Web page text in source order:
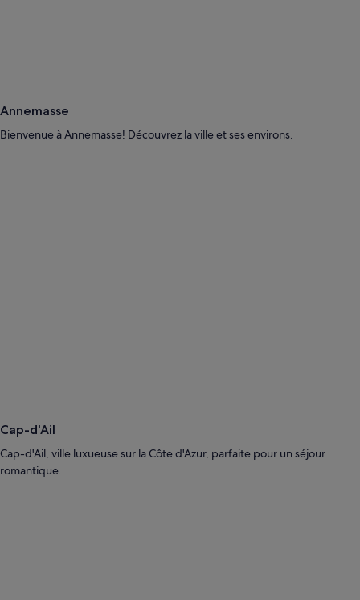
Annemasse
Bienvenue à Annemasse! Découvrez la ville et ses environs.
Cap-d'Ail
Cap-d'Ail, ville luxueuse sur la Côte d'Azur, parfaite pour un séjour
romantique.